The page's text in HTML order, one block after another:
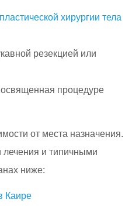
пластической хирургии тела
резекцией или
процедуре
от места назначения.
лечения и типичными
ниже:
Каире